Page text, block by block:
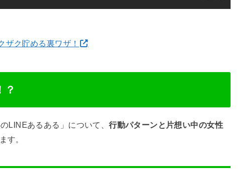
ザク貯める裏ワザ！
？
LINEあるある」について、行動パターンと片想い中の女性
す。